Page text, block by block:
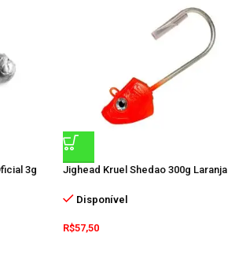
3g
Jighead Kruel Shedao 300g Laranja
Disponível
R$57,50